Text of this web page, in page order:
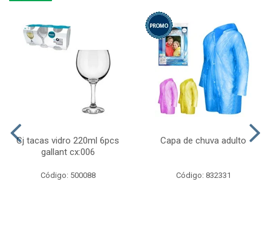
Cj tacas vidro 220ml 6pcs
gallant cx:006
Código: 500088
Capa de chuva adulto
Código: 832331